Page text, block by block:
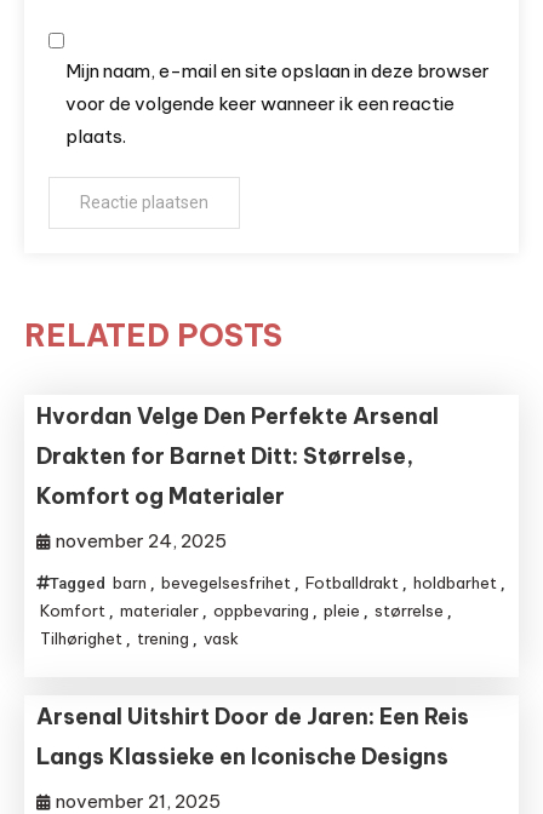
Mijn naam, e-mail en site opslaan in deze browser
voor de volgende keer wanneer ik een reactie
plaats.
RELATED POSTS
Hvordan Velge Den Perfekte Arsenal
Drakten for Barnet Ditt: Størrelse,
Komfort og Materialer
november 24, 2025
Tagged barn , bevegelsesfrihet , Fotballdrakt , holdbarhet ,
Komfort , materialer , oppbevaring , pleie , størrelse ,
Tilhørighet , trening , vask
Arsenal Uitshirt Door de Jaren: Een Reis
Langs Klassieke en Iconische Designs
november 21, 2025